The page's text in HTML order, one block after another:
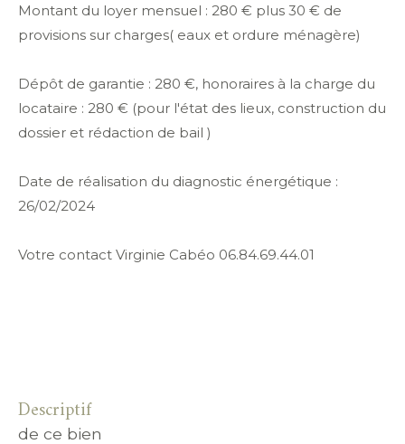
Montant du loyer mensuel : 280 € plus 30 € de
provisions sur charges( eaux et ordure ménagère)
Dépôt de garantie : 280 €, honoraires à la charge du
locataire : 280 € (pour l'état des lieux, construction du
dossier et rédaction de bail )
Date de réalisation du diagnostic énergétique :
26/02/2024
Votre contact Virginie Cabéo 06.84.69.44.01
descriptif
de ce bien